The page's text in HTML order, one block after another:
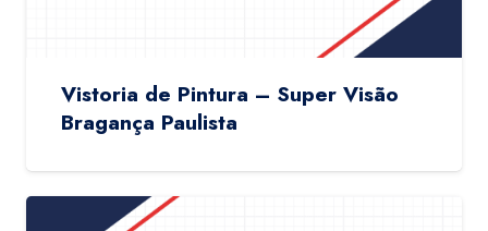
Vistoria de Pintura – Super Visão
Bragança Paulista